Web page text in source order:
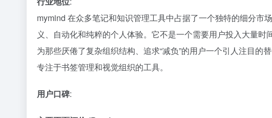
mymind 在众多笔记和知识管理工具中占据了一个独特的细分市
义、自动化和纯粹的个人体验。它不是一个需要用户投入大量时
为那些厌倦了复杂组织结构、追求“减负”的用户一个引人注目
专注于书签管理和视觉组织的工具。
用户口碑: